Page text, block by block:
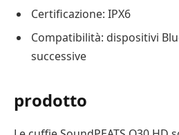
Certificazione: IPX6
Compatibilità: dispositivi
successive
prodotto